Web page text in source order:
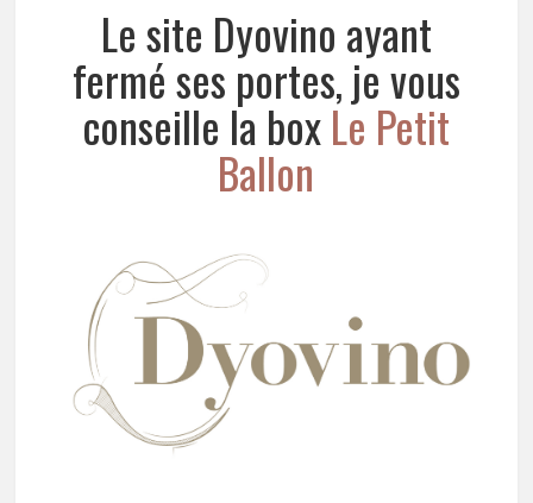
Le site Dyovino ayant
fermé ses portes, je vous
conseille la boxLe Petit
Ballon